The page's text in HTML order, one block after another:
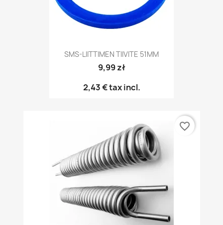
SMS-LIITTIMEN TIIVITE 51MM
9,99 zł
2,43 €tax incl.
favorite_border